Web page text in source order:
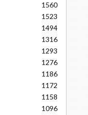
1560
1523
1494
1316
1293
1276
1186
1172
1158
1096